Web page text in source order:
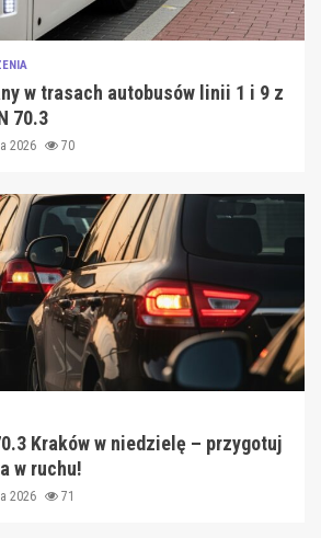
w trasach autobusów linii 1 i 9 z
70.3
2026 70
Kraków w niedzielę – przygotuj
w ruchu!
2026 71